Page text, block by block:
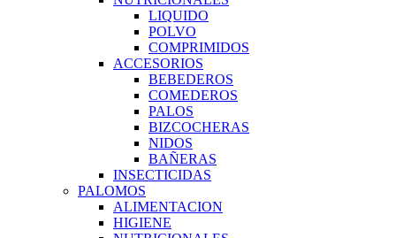
LIQUIDO
POLVO
COMPRIMIDOS
ACCESORIOS
BEBEDEROS
COMEDEROS
PALOS
BIZCOCHERAS
NIDOS
BAÑERAS
INSECTICIDAS
PALOMOS
ALIMENTACION
HIGIENE